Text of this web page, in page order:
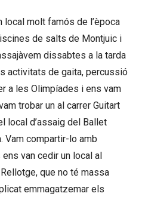
local molt famós de l’època
de salts de Montjuic i
dissabtes a la tarda
activitats de gaita, percussió
a les Olimpíades i ens vam
trobar un al carrer Guitart
local d’assaig del Ballet
Vam compartir-lo amb
van cedir un local al
que no té massa
emmagatzemar els